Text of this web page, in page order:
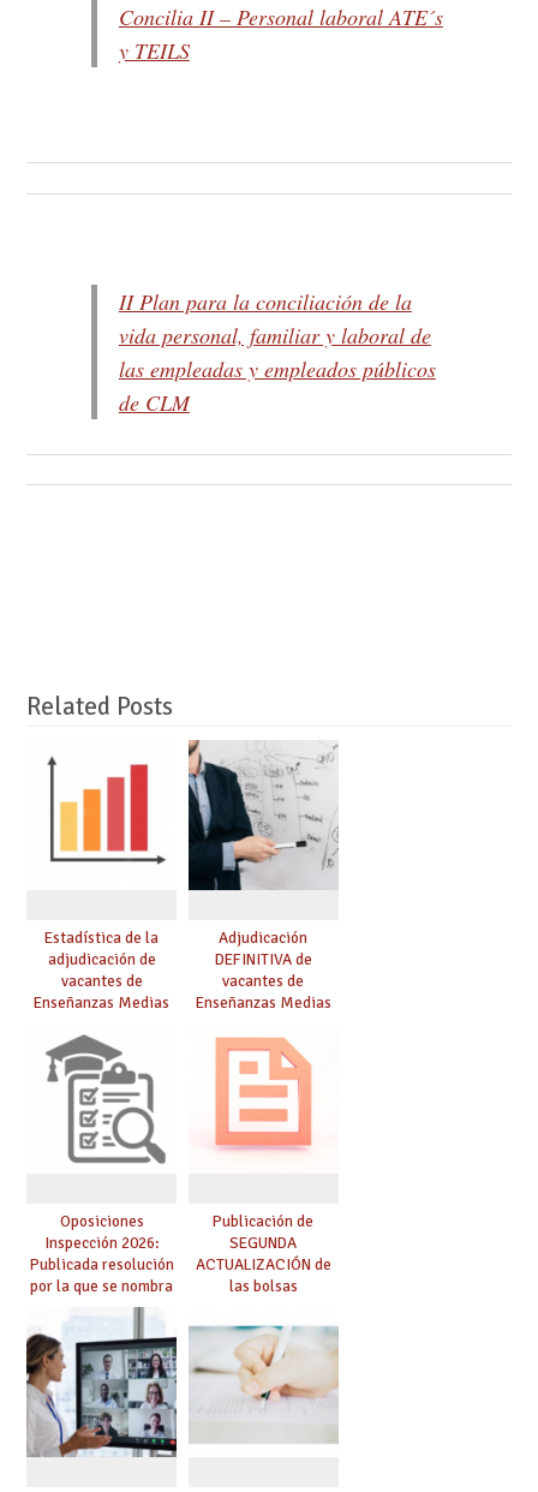
Concilia II – Personal laboral ATE´s
y TEILS
II Plan para la conciliación de la
vida personal, familiar y laboral de
las empleadas y empleados públicos
de CLM
Related Posts
Estadística de la
adjudicación de
vacantes de
Enseñanzas Medias
Adjudicación
DEFINITIVA de
vacantes de
Enseñanzas Medias
Oposiciones
Inspección 2026:
Publicada resolución
por la que se nombra
funcionarios/as en
prácticas, se regulan
dichas prácticas y se
convoca acto público
de adjudicación
Publicación de
SEGUNDA
ACTUALIZACIÓN de
las bolsas
Cuerpo de Maestros
de especialidades
convocadas a
oposición